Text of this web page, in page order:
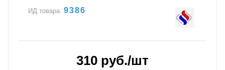
ИД товара: 9386
310 руб./шт